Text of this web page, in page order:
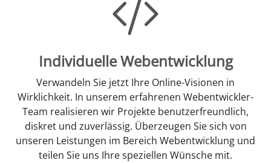
Individuelle Webentwicklung
Verwandeln Sie jetzt Ihre Online-Visionen in
Wirklichkeit. In unserem erfahrenen Webentwickler-
Team realisieren wir Projekte benutzerfreundlich,
diskret und zuverlässig. Überzeugen Sie sich von
unseren Leistungen im Bereich Webentwicklung und
teilen Sie uns Ihre speziellen Wünsche mit.